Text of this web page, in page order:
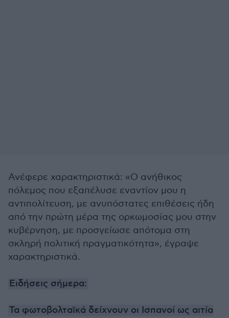
Ανέφερε χαρακτηριστικά: «Ο ανήθικος
πόλεμος που εξαπέλυσε εναντίον μου η
αντιπολίτευση, με ανυπόστατες επιθέσεις ήδη
από την πρώτη μέρα της ορκωμοσίας μου στην
κυβέρνηση, με προσγείωσε απότομα στη
σκληρή πολιτική πραγματικότητα», έγραψε
χαρακτηριστικά.
Ειδήσεις σήμερα:
Τα φωτοβολταϊκά δείχνουν οι Ισπανοί ως αιτία